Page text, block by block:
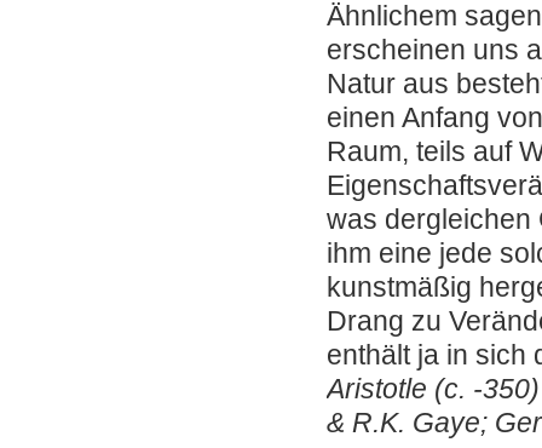
Ähnlichem
erscheinen uns
Natur aus
einen Anfang
Raum, teils auf
was dergleichen
ihm eine jede
kunstmäßig
Drang zu
enthält ja in sich
Aristotle (c. -
& R.K. Gaye;